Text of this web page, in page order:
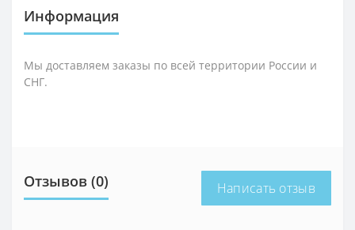
Информация
Мы доставляем заказы по всей территории России и
СНГ.
Отзывов (0) Написать отзыв